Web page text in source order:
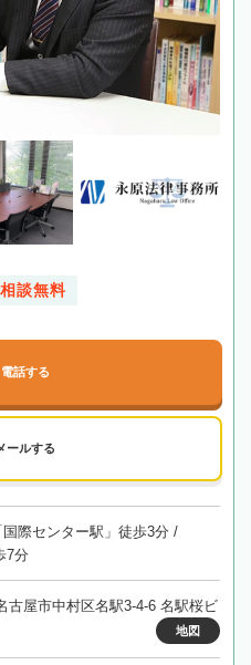
談無料
電話する
ールする
際センター駅」徒歩3分 /
7分
古屋市中村区名駅3-4-6 名駅桜ビ
地図